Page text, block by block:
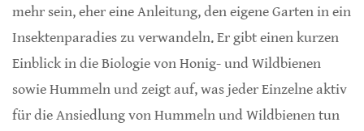
mehr sein, eher eine Anleitung, den eigene Garten in ein
Insektenparadies zu verwandeln. Er gibt einen kurzen
Einblick in die Biologie von Honig- und Wildbienen
sowie Hummeln und zeigt auf, was jeder Einzelne aktiv
für die Ansiedlung von Hummeln und Wildbienen tun